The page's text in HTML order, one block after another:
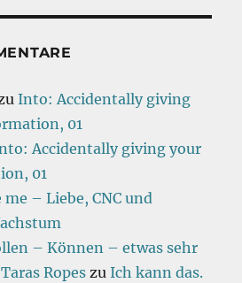
Into: Accidentally giving
01
Accidentally giving your
01
me – Liebe, CNC und
– Können – etwas sehr
Ropes zuIch kann das.